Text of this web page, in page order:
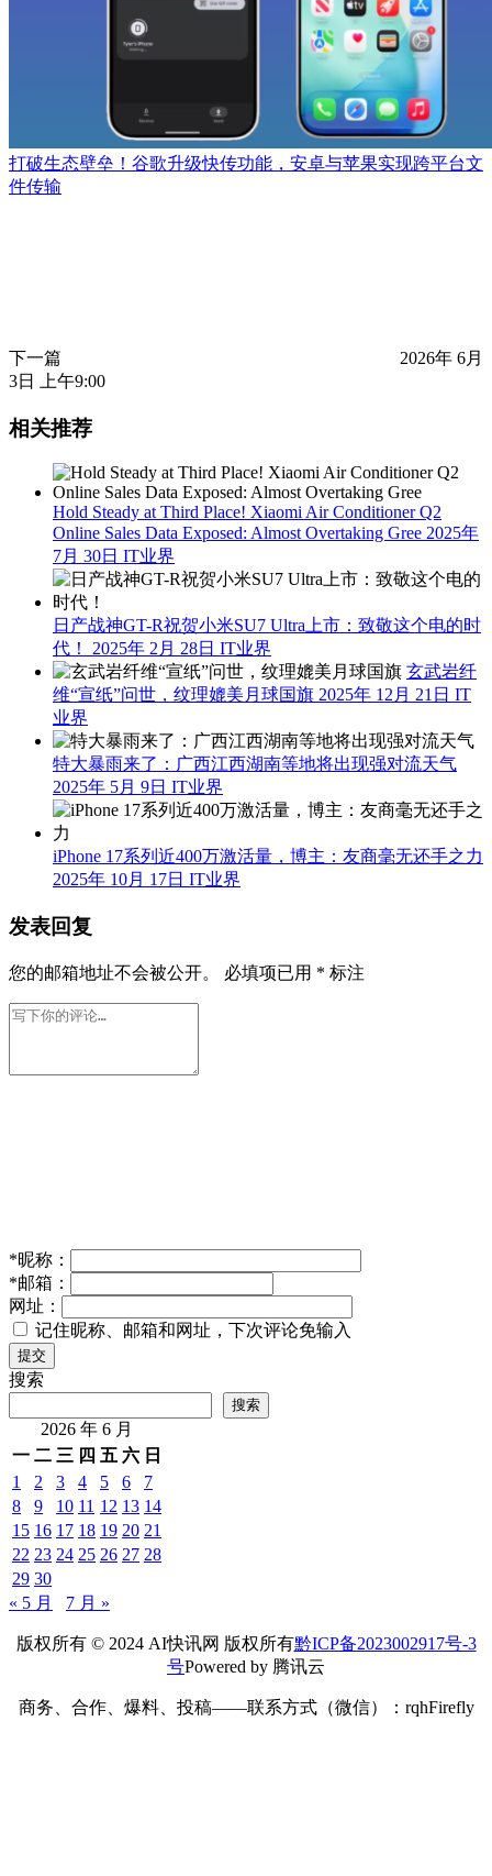
打破生态壁垒！谷歌升级快传功能，安卓与苹果实现跨平台文
件传输
下一篇
2026年 6月
3日 上午9:00
相关推荐
Hold Steady at Third Place! Xiaomi Air Conditioner Q2
Online Sales Data Exposed: Almost Overtaking Gree 2025年
7月 30日 IT业界
日产战神GT-R祝贺小米SU7 Ultra上市：致敬这个电的时
代！ 2025年 2月 28日 IT业界
玄武岩纤
维“宣纸”问世，纹理媲美月球国旗 2025年 12月 21日 IT
业界
特大暴雨来了：广西江西湖南等地将出现强对流天气
2025年 5月 9日 IT业界
iPhone 17系列近400万激活量，博主：友商毫无还手之力
2025年 10月 17日 IT业界
发表回复
您的邮箱地址不会被公开。 必填项已用 * 标注
*昵称：
*邮箱：
网址：
记住昵称、邮箱和网址，下次评论免输入
提交
搜索
搜索
2026 年 6 月
一 二 三 四 五 六 日
1
2 3 4 5 6
7
8
9 10 11 12 13 14
15 16 17 18 19 20 21
22 23 24 25 26 27 28
29 30
« 5 月
7 月 »
版权所有 © 2024 AI快讯网 版权所有黔ICP备2023002917号-3
号Powered by 腾讯云
商务、合作、爆料、投稿——联系方式（微信）：rqhFirefly